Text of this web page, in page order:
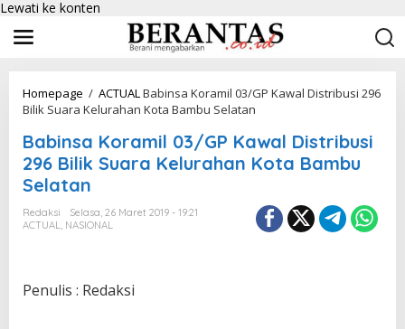
Lewati ke konten
Homepage / ACTUALBabinsa Koramil 03/GP Kawal Distribusi 296
Bilik Suara Kelurahan Kota Bambu Selatan
Babinsa Koramil 03/GP Kawal Distribusi
296 Bilik Suara Kelurahan Kota Bambu
Selatan
Redaksi
Selasa, 26 Maret 2019 - 19:21
ACTUAL, NASIONAL
Penulis : Redaksi